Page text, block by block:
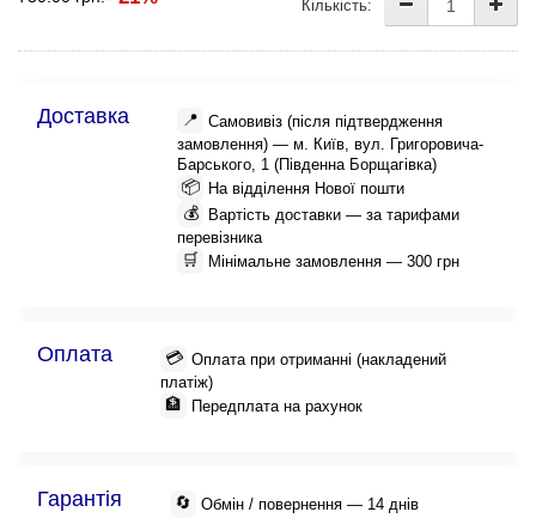
Кількість:
Доставка 📍 Самовивіз (після підтвердження
замовлення) — м. Київ, вул. Григоровича-
Барського, 1 (Південна Борщагівка)
📦 На відділення Нової пошти
💰
Вартість доставки — за тарифами
перевізника
🛒 Мінімальне замовлення — 300 грн
Оплата 💳 Оплата при отриманні (накладений
платіж)
🏦 Передплата на рахунок
Гарантія 🔄 Обмін / повернення — 14 днів